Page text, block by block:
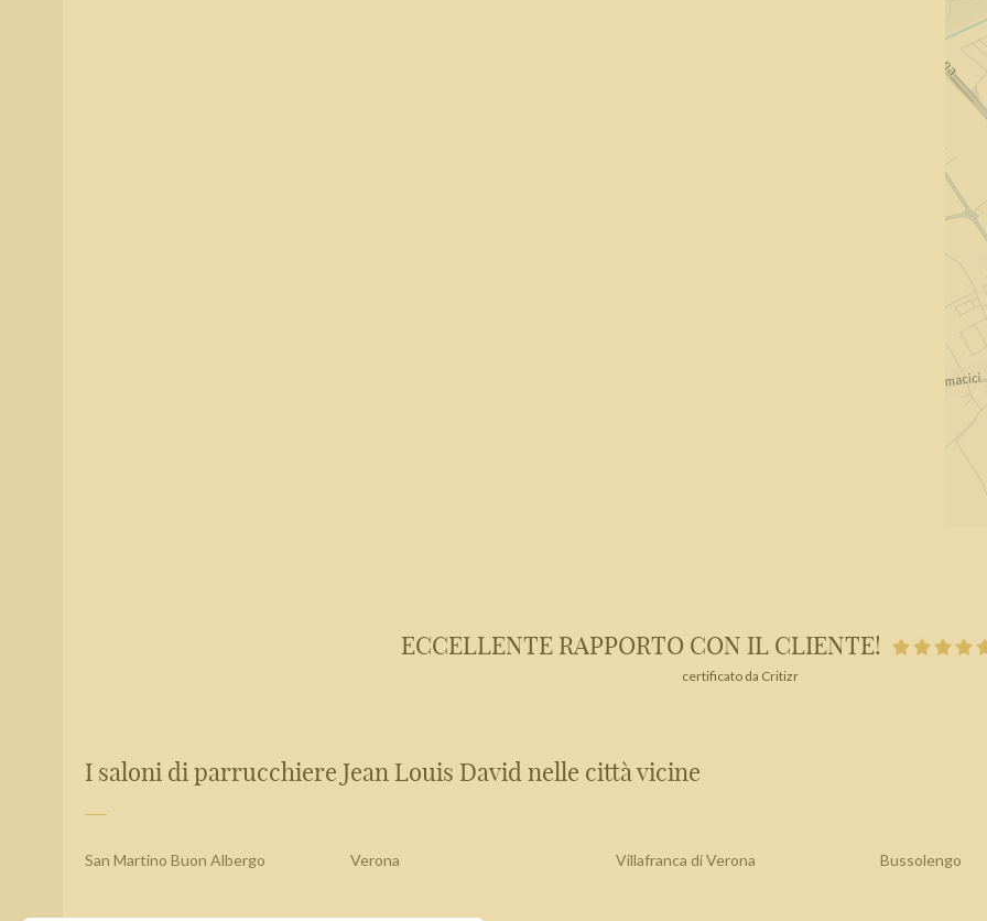
ECCELLENTE RAPPORTO CON IL CLIENTE!
certificato da Critizr
I saloni di parrucchiere Jean Louis David nelle città vicine
San Martino Buon Albergo Verona Villafranca di Verona Bussolengo